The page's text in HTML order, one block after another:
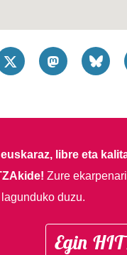
libre eta
Zure
duzu.
Egin